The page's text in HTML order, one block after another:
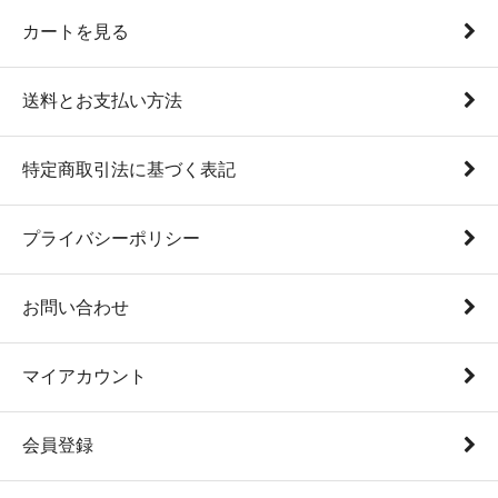
カートを見る
送料とお支払い方法
特定商取引法に基づく表記
プライバシーポリシー
お問い合わせ
マイアカウント
会員登録